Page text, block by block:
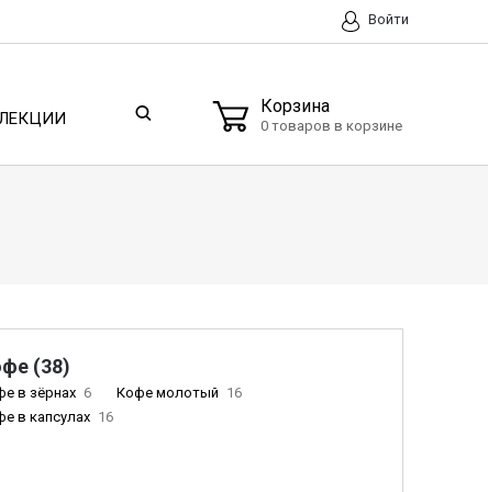
Войти
Корзина
0 товаров в корзине
(38)
в зёрнах 6 Кофе молотый 16
в капсулах 16